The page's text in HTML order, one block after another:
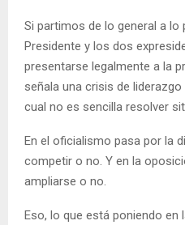
Si partimos de lo general a lo
Presidente y los dos
presentarse legalmente a la
señala una crisis de
cual no es sencilla resolver
En el oficialismo pasa por la
competir o no. Y en la
ampliarse o no.
Eso, lo que está poniendo en